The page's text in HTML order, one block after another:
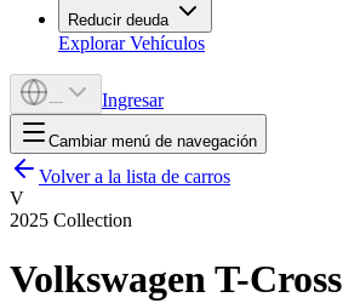
Reducir deuda
Explorar Vehículos
--- Ingresar
Cambiar menú de navegación
Volver a la lista de carros
V
2025 Collection
VolkswagenT-Cross